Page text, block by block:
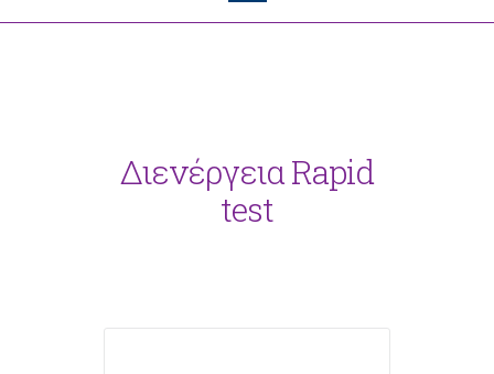
Διενέργεια Rapid
test